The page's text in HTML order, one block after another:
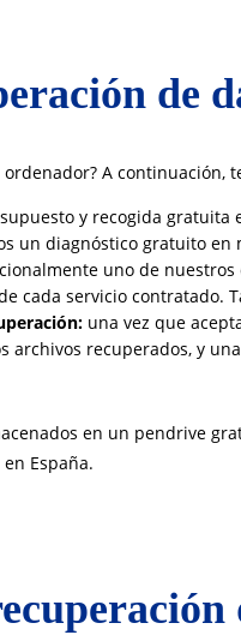
de
A continuación,
y recogida gratuita
un diagnóstico gratuito en
uno de
cada servicio
una vez que
recuperados, y
en un pendrive
España.